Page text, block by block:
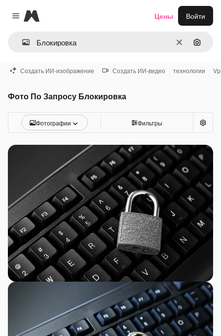
Close menu
Magnific
ОчиститьПоиск
Цены Войти
Создать ИИ-изображение Создать ИИ-видео технологии
Фото По Запросу Блокировка
Фотографии Фильтры